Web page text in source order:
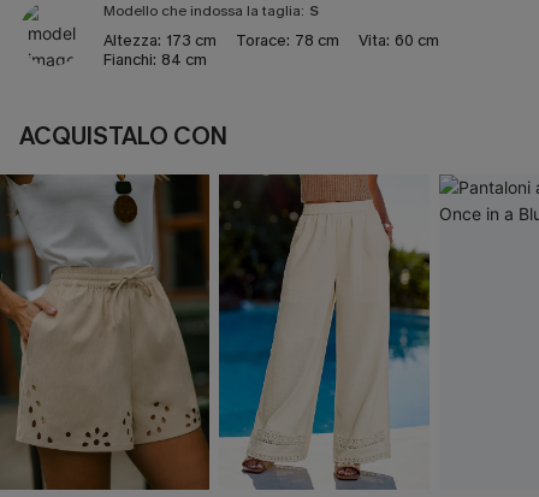
Modello che indossa la taglia: S
Altezza: 173 cm Torace: 78 cm Vita: 60 cm
Fianchi: 84 cm
ACQUISTALO CON